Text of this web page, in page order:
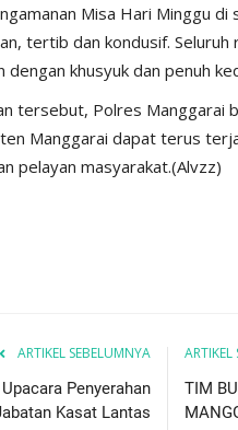
Misa Hari Minggu
tertib dan kondusif.
khusyuk dan penuh
tersebut, Polres Manggarai
Manggarai dapat terus
pelayan masyarakat.(Alvzz)
ARTIKEL SEBELUMNYA
Penyerahan
Kasat Lantas
ARTIKEL
TIM